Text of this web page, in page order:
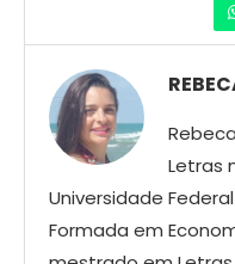
Letras
Universidade
Formada em